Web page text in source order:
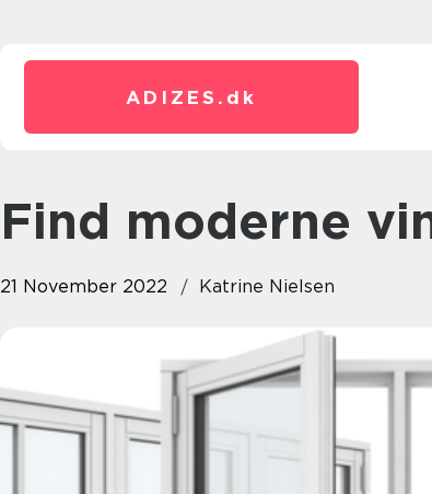
ADIZES. dk
Find moderne
21 November 2022 Katrine Nielsen